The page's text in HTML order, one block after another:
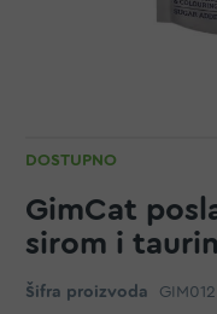
DOSTUPNO
GimCat
sirom i
Šifra proizvoda GIM012